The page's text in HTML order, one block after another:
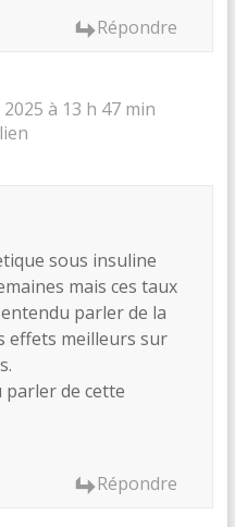
Répondre
à 13 h 47 min
sous insuline
mais ces taux
parler de la
effets meilleurs sur
parler de cette
Répondre